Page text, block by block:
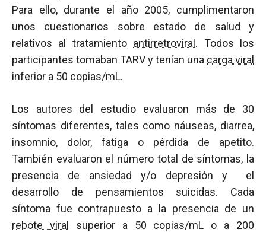
Para ello, durante el año 2005, cumplimentaron
unos cuestionarios sobre estado de salud y
relativos al tratamiento antirretroviral . Todos los
participantes tomaban TARV y tenían una carga viral
inferior a 50 copias/mL.
Los autores del estudio evaluaron más de 30
síntomas diferentes, tales como náuseas, diarrea,
insomnio, dolor, fatiga o pérdida de apetito.
También evaluaron el número total de síntomas, la
presencia de ansiedad y/o depresión y el
desarrollo de pensamientos suicidas. Cada
síntoma fue contrapuesto a la presencia de un
rebote viral
superior a 50 copias/mL o a 200